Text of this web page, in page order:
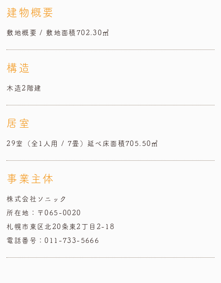
建物概要
敷地概要 / 敷地面積702.30㎡
構造
木造2階建
居室
29室（全1人用 / 7畳）延べ床面積705.50㎡
事業主体
株式会社ソニック
所在地：〒065-0020
札幌市東区北20条東2丁目2-18
電話番号：011-733-5666